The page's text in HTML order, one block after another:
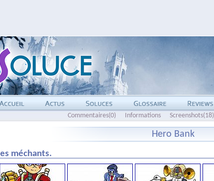
Commentaires(0) Informations Screenshots(18)
Hero Bank
méchants.